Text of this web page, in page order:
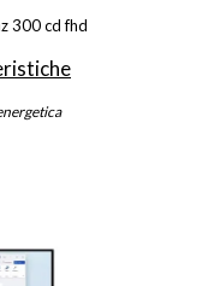
300 cd fhd